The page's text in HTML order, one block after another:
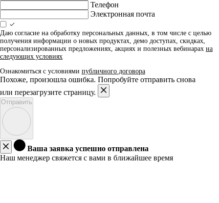
Телефон
Электронная почта
Даю согласие на обработку персональных данных, в том числе с целью
получения информации о новых продуктах, демо доступах, скидках,
персонализированных предложениях, акциях и полезных вебинарах на
следующих условиях
Ознакомиться с условиями публичного договора
Похоже, произошла ошибка. Попробуйте отправить снова
или перезагрузите страницу.
Отправить
Ваша заявка успешно отправлена
Наш менеджер свяжется с вами в ближайшее время